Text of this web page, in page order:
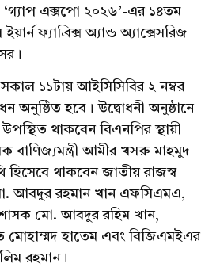
‘গ্যাপ এক্সপো ২০২৬’-এর ১৪তম
ফ্যাব্রিক্স অ্যান্ড অ্যাক্সেসরিজ
১১টায় আইসিসিবির ২ নম্বর
অনুষ্ঠিত হবে। উদ্বোধনী অনুষ্ঠানে
থাকবেন বিএনপির স্থায়ী
বাণিজ্যমন্ত্রী আমীর খসরু মাহমুদ
হিসেবে থাকবেন জাতীয় রাজস্ব
আবদুর রহমান খান এফসিএমএ,
মো. আবদুর রহিম খান,
হাতেম এবং বিজিএমইএর
রহমান।